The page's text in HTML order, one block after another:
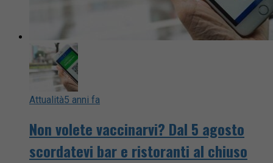
Attualità5 anni fa
Non volete vaccinarvi? Dal 5 agosto
scordatevi bar e ristoranti al chiuso